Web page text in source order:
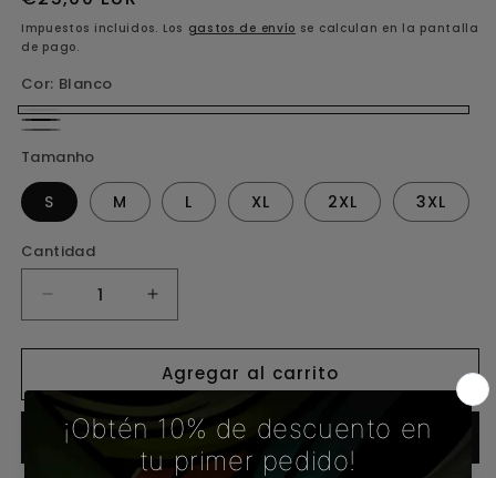
habitual
Impuestos incluidos. Los gastos de envío se calculan en la pantalla
de pago.
Cor: Blanco
Blanco
Preto
Tamanho
S M L XL 2XL 3XL
Cantidad
Reducir
Tirante
GORILLA
Aumentar
para
Tirante
GORILLA
Macba
Agregar al carrito
Comprar ahora